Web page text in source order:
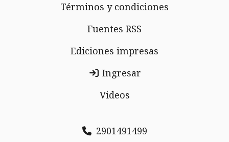
Términos y condiciones
Fuentes RSS
Ediciones impresas
Ingresar
Videos
2901491499